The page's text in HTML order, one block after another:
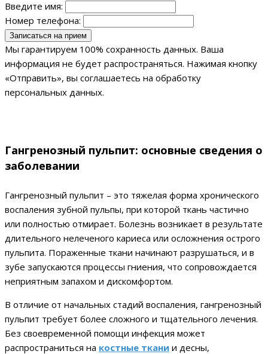
Введите имя:
Номер телефона:
Мы гарантируем 100% сохранность данных. Ваша
информация не будет распространяться. Нажимая кнопку
«Отправить», вы соглашаетесь на обработку
персональных данных.
Гангренозный пульпит: основные сведения о
заболевании
Гангренозный пульпит – это тяжелая форма хронического
воспаления зубной пульпы, при которой ткань частично
или полностью отмирает. Болезнь возникает в результате
длительного нелеченого кариеса или осложнения острого
пульпита. Пораженные ткани начинают разрушаться, и в
зубе запускаются процессы гниения, что сопровождается
неприятным запахом и дискомфортом.
В отличие от начальных стадий воспаления, гангренозный
пульпит требует более сложного и тщательного лечения.
Без своевременной помощи инфекция может
распространиться на костные ткани и десны,